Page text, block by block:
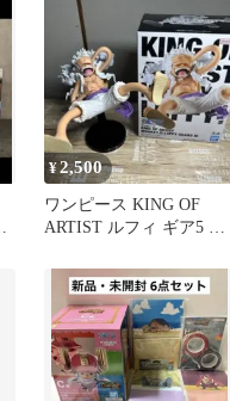
¥2,500
ワンピース KING OF
ARTIST ルフィ ギア5 フ